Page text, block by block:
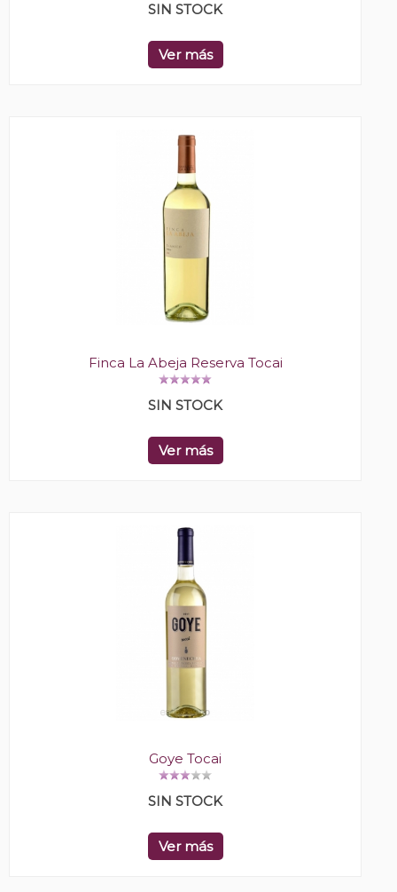
SIN STOCK
Ver más
Finca La Abeja Reserva Tocai
SIN STOCK
Ver más
Goye Tocai
SIN STOCK
Ver más